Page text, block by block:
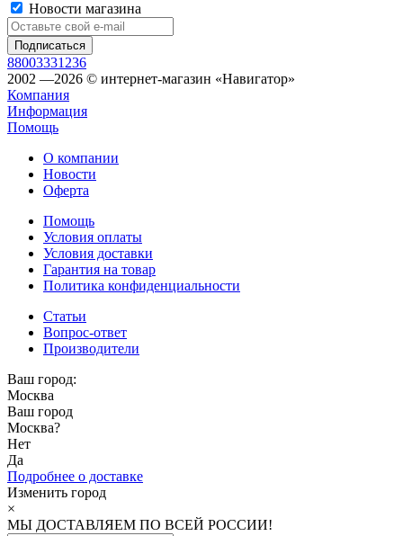
Новости магазина
88003331236
2002 —2026 © интернет-магазин «Навигатор»
Компания
Информация
Помощь
О компании
Новости
Оферта
Помощь
Условия оплаты
Условия доставки
Гарантия на товар
Политика конфиденциальности
Статьи
Вопрос-ответ
Производители
Ваш город:
Москва
Ваш город
Москва?
Нет
Да
Подробнее о доставке
Изменить город
×
МЫ ДОСТАВЛЯЕМ ПО ВСЕЙ РОССИИ!